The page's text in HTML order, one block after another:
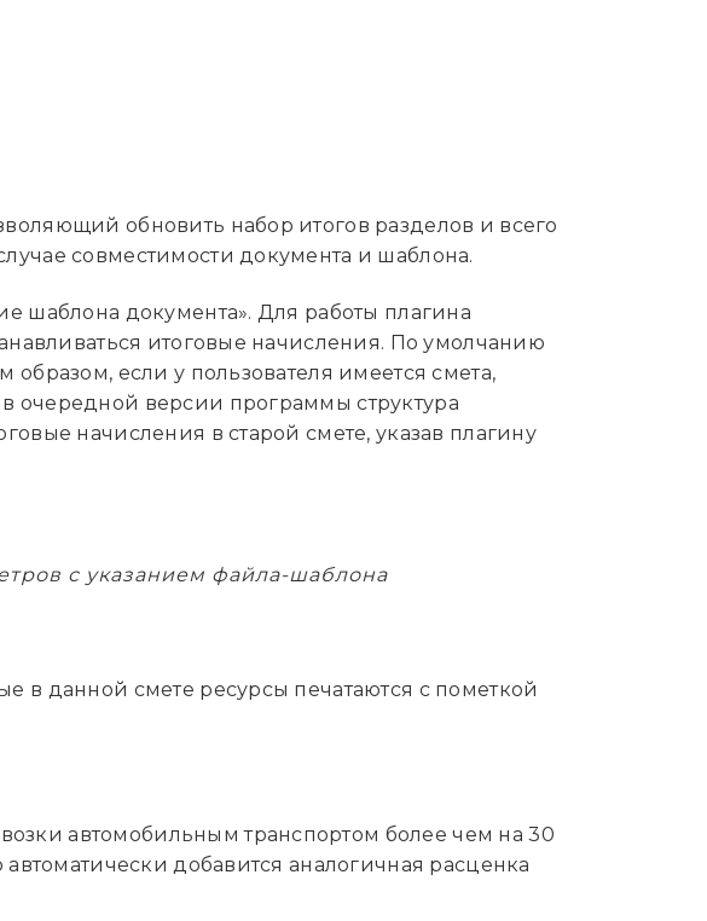
обновить набор итогов разделов и всего
совместимости документа и шаблона.
шаблона документа». Для работы плагина
итоговые начисления. По умолчанию
если у пользователя имеется смета,
очередной версии программы структура
начисления в старой смете, указав плагину
с указанием файла-шаблона
данной смете ресурсы печатаются с пометкой
автомобильным транспортом более чем на 30
добавится аналогичная расценка